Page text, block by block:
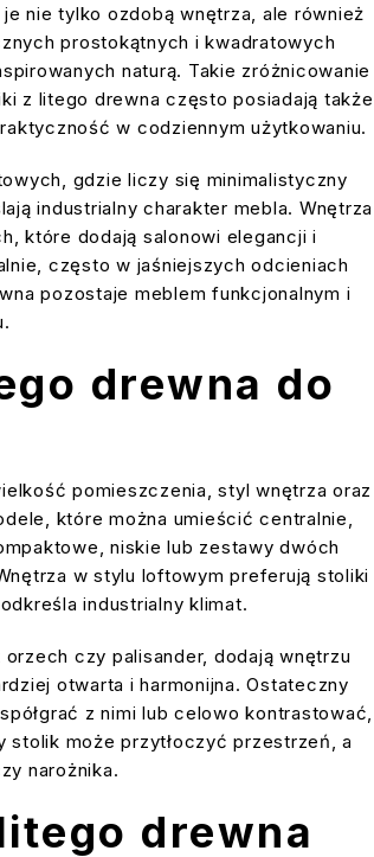
nie tylko ozdobą wnętrza, ale również
prostokątnych i kwadratowych
naturą. Takie zróżnicowanie
z litego drewna często posiadają także
w codziennym użytkowaniu.
gdzie liczy się minimalistyczny
industrialny charakter mebla. Wnętrza
które dodają salonowi elegancji i
często w jaśniejszych odcieniach
pozostaje meblem funkcjonalnym i
drewna do
pomieszczenia, styl wnętrza oraz
które można umieścić centralnie,
niskie lub zestawy dwóch
w stylu loftowym preferują stoliki
industrialny klimat.
czy palisander, dodają wnętrzu
otwarta i harmonijna. Ostateczny
z nimi lub celowo kontrastować,
może przytłoczyć przestrzeń, a
narożnika.
drewna